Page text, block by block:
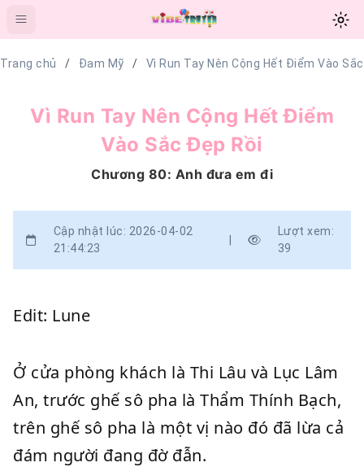
Trang chủ Đam Mỹ Vì Run Tay Nên Cộng Hết Điểm Vào
Vì Run Tay Nên Cộng Hết Điểm
Vào Sắc Đẹp Rồi
Chương 80: Anh đưa em đi
Cập nhật lúc: 2026-04-02
21:44:23
|
Lượt xem:
39
Edit: Lune
Ở cửa phòng khách là Thi Lâu và Lục Lâm
An, trước ghế sô pha là Thẩm Thính Bạch,
trên ghế sô pha là một vị nào đó đã lừa cả
đám người đang đờ đẫn.